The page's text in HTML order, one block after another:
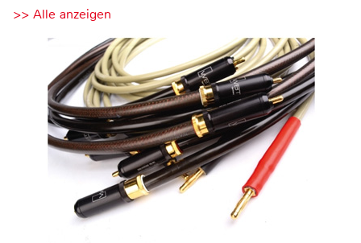
>> Alle anzeigen